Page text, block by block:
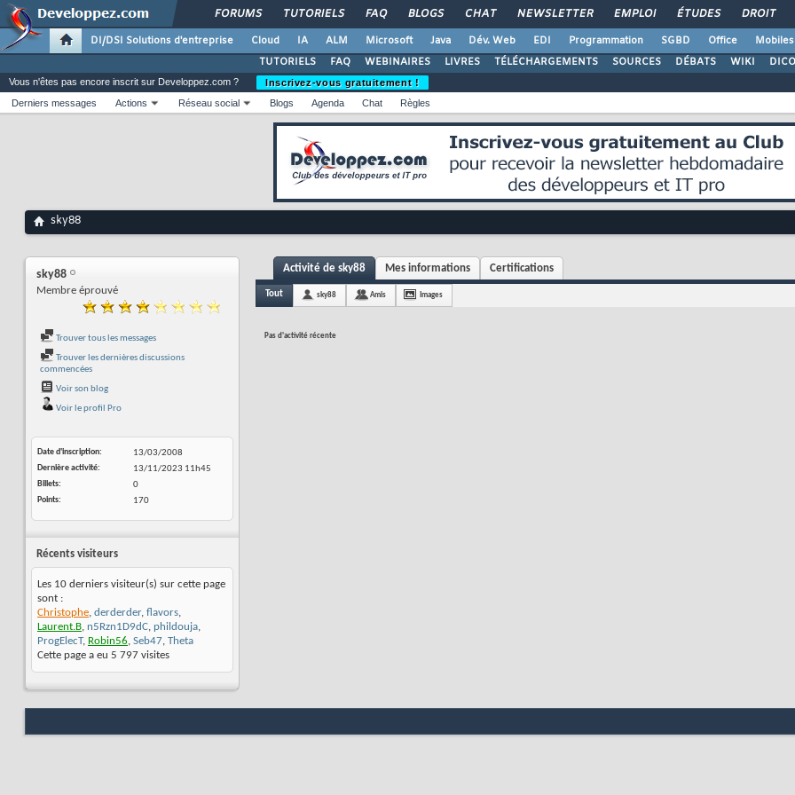
FORUMS TUTORIELS FAQ BLOGS CHAT NEWSLETTER EMPLOI ÉTUDES DROIT
DI/DSI Solutions d'entreprise Cloud IA ALM Microsoft Java Dév. Web EDI Programmation SGBD Office Mobiles
TUTORIELS
FAQ WEBINAIRES LIVRES TÉLÉCHARGEMENTS SOURCES DÉBATS WIKI DICO
Vous n'êtes pas encore inscrit sur Developpez.com ?
Inscrivez-vous gratuitement !
Derniers messages
Actions Réseau social Blogs Agenda Chat Règles
sky88
sky88
Membre éprouvé
Trouver tous les messages
Trouver les dernières discussions
commencées
Voir son blog
Voir le profil Pro
Date d'inscription
13/03/2008
Dernière activité
13/11/2023 11h45
Billets
0
Points
170
Récents visiteurs
Les 10 derniers visiteur(s) sur cette page
sont :
Christophe, derderder, flavors,
Laurent.B, n5Rzn1D9dC, phildouja,
ProgElecT, Robin56, Seb47, Theta
Cette page a eu 5 797 visites
Activité de sky88 Mes informations Certifications
Tout sky88 Amis Images
Pas d'activité récente